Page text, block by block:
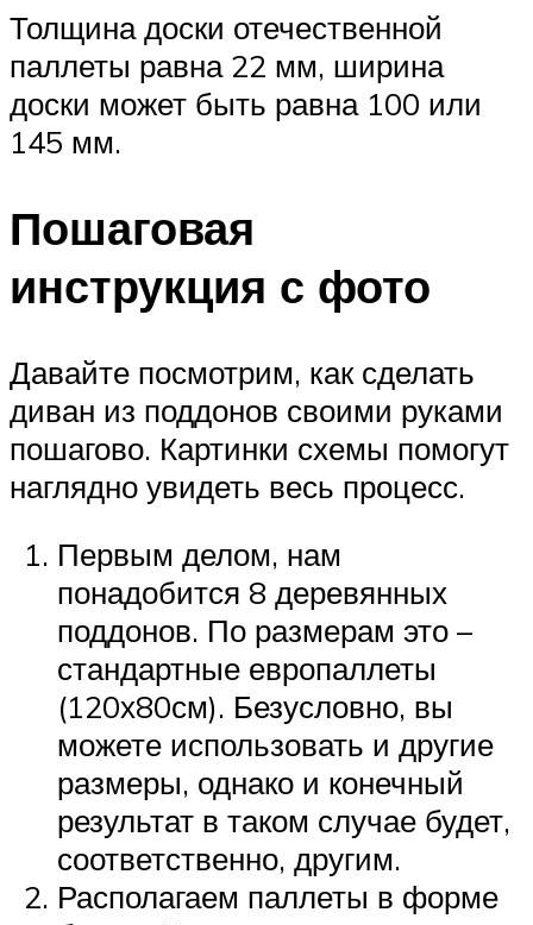
Толщина доски отечественной
паллеты равна 22 мм, ширина
доски может быть равна 100 или
145 мм.
Пошаговая
инструкция с фото
Давайте посмотрим, как сделать
диван из поддонов своими руками
пошагово. Картинки схемы помогут
наглядно увидеть весь процесс.
Первым делом, нам
понадобится 8 деревянных
поддонов. По размерам это –
стандартные европаллеты
(120х80см). Безусловно, вы
можете использовать и другие
размеры, однако и конечный
результат в таком случае будет,
соответственно, другим.
Располагаем паллеты в форме